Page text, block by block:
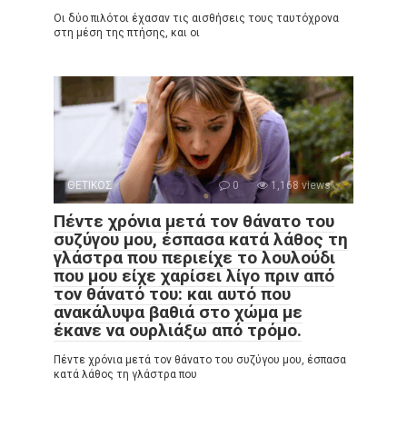
Οι δύο πιλότοι έχασαν τις αισθήσεις τους ταυτόχρονα
στη μέση της πτήσης, και οι
ΘΕΤΙΚΟΣ 0 1,168 views
Πέντε χρόνια μετά τον θάνατο του
συζύγου μου, έσπασα κατά λάθος τη
γλάστρα που περιείχε το λουλούδι
που μου είχε χαρίσει λίγο πριν από
τον θάνατό του: και αυτό που
ανακάλυψα βαθιά στο χώμα με
έκανε να ουρλιάξω από τρόμο.
Πέντε χρόνια μετά τον θάνατο του συζύγου μου, έσπασα
κατά λάθος τη γλάστρα που